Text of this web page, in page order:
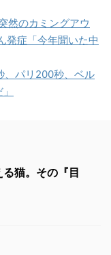
然のカミングアウ
発症「今年聞いた中
、パリ200秒、ベル
る猫。その『目